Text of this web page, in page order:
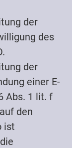
der
des
der
einer E-
Abs. 1 lit. f
den
ist